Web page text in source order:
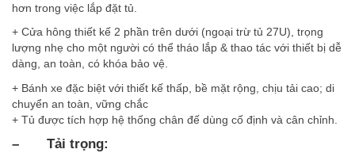
hơn trong việc lắp đặt tủ.
+ Cửa hông thiết kế 2 phần trên dưới (ngoại trừ tủ 27U), trọng
lượng nhẹ cho một người có thể tháo lắp & thao tác với thiết bị dễ
dàng, an toàn, có khóa bảo vệ.
+ Bánh xe đặc biệt với thiết kế thấp, bề mặt rộng, chịu tải cao; di
chuyển an toàn, vững chắc
+ Tủ được tích hợp hệ thống chân đế dùng cố định và cân chỉnh.
– Tải trọng: